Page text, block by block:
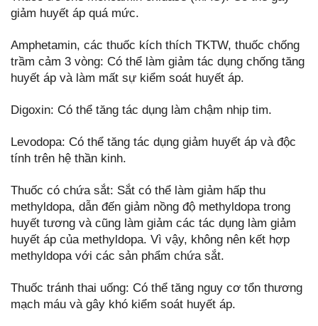
giảm huyết áp quá mức.
Amphetamin, các thuốc kích thích TKTW, thuốc chống
trầm cảm 3 vòng: Có thể làm giảm tác dụng chống tăng
huyết áp và làm mất sự kiểm soát huyết áp.
Digoxin: Có thể tăng tác dụng làm chậm nhịp tim.
Levodopa: Có thể tăng tác dụng giảm huyết áp và độc
tính trên hệ thần kinh.
Thuốc có chứa sắt: Sắt có thể làm giảm hấp thu
methyldopa, dẫn đến giảm nồng độ methyldopa trong
huyết tương và cũng làm giảm các tác dụng làm giảm
huyết áp của methyldopa. Vì vậy, không nên kết hợp
methyldopa với các sản phẩm chứa sắt.
Thuốc tránh thai uống: Có thể tăng nguy cơ tổn thương
mạch máu và gây khó kiểm soát huyết áp.